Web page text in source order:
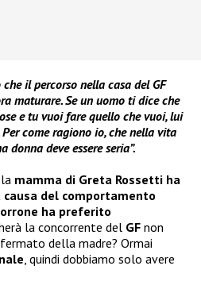
il percorso nella casa del GF
maturare. Se un uomo ti dice che
e tu vuoi fare quello che vuoi, lui
come ragiono io, che nella vita
deve essere seria”.
mamma di Greta Rossetti ha
causa del comportamento
ha preferito
la concorrente del GF non
della madre? Ormai
, quindi dobbiamo solo avere